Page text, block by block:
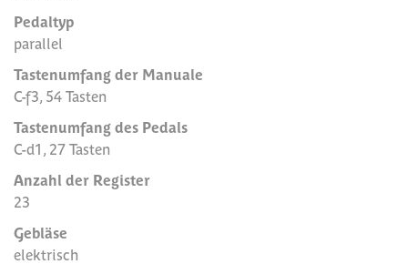
Pedaltyp
parallel
Tastenumfang der Manuale
C-f3, 54 Tasten
Tastenumfang des Pedals
C-d1, 27 Tasten
Anzahl der Register
23
Gebläse
elektrisch